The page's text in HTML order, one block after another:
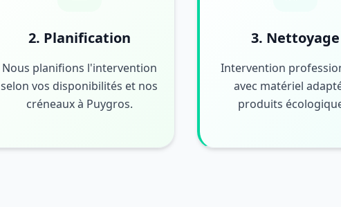
2. Planification
Nous planifions l'intervention
selon vos disponibilités et nos
créneaux à Puygros.
3. Nettoyage
Intervention
avec matériel
produits